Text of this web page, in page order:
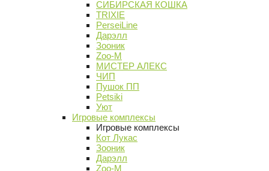
СИБИРСКАЯ КОШКА
TRIXIE
PerseiLine
Дарэлл
Зооник
Zoo-M
МИСТЕР АЛЕКС
ЧИП
Пушок ПП
Petsiki
Уют
Игровые комплексы
Игровые комплексы
Кот Лукас
Зооник
Дарэлл
Zoo-M